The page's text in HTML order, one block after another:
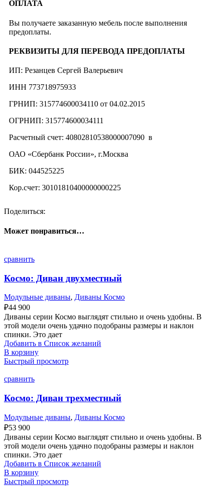
ОПЛАТА
Вы получаете заказанную мебель после выполнения
предоплаты.
РЕКВИЗИТЫ ДЛЯ ПЕРЕВОДА ПРЕДОПЛАТЫ
ИП: Резанцев Сергей Валерьевич
ИНН 773718975933
ГРНИП: 315774600034110 от 04.02.2015
ОГРНИП: 315774600034111
Расчетный счет: 40802810538000007090 в
ОАО «Сбербанк России», г.Москва
БИК: 044525225
Кор.счет: 30101810400000000225
Поделиться:
Может понравиться…
сравнить
Космо: Диван двухместный
Модульные диваны, Диваны Космо
₽44 900
Диваны серии Космо выглядят стильно и очень удобны. В
этой модели очень удачно подобраны размеры и наклон
спинки. Это дает
Добавить в Список желаний
В корзину
Быстрый просмотр
сравнить
Космо: Диван трехместный
Модульные диваны, Диваны Космо
₽53 900
Диваны серии Космо выглядят стильно и очень удобны. В
этой модели очень удачно подобраны размеры и наклон
спинки. Это дает
Добавить в Список желаний
В корзину
Быстрый просмотр